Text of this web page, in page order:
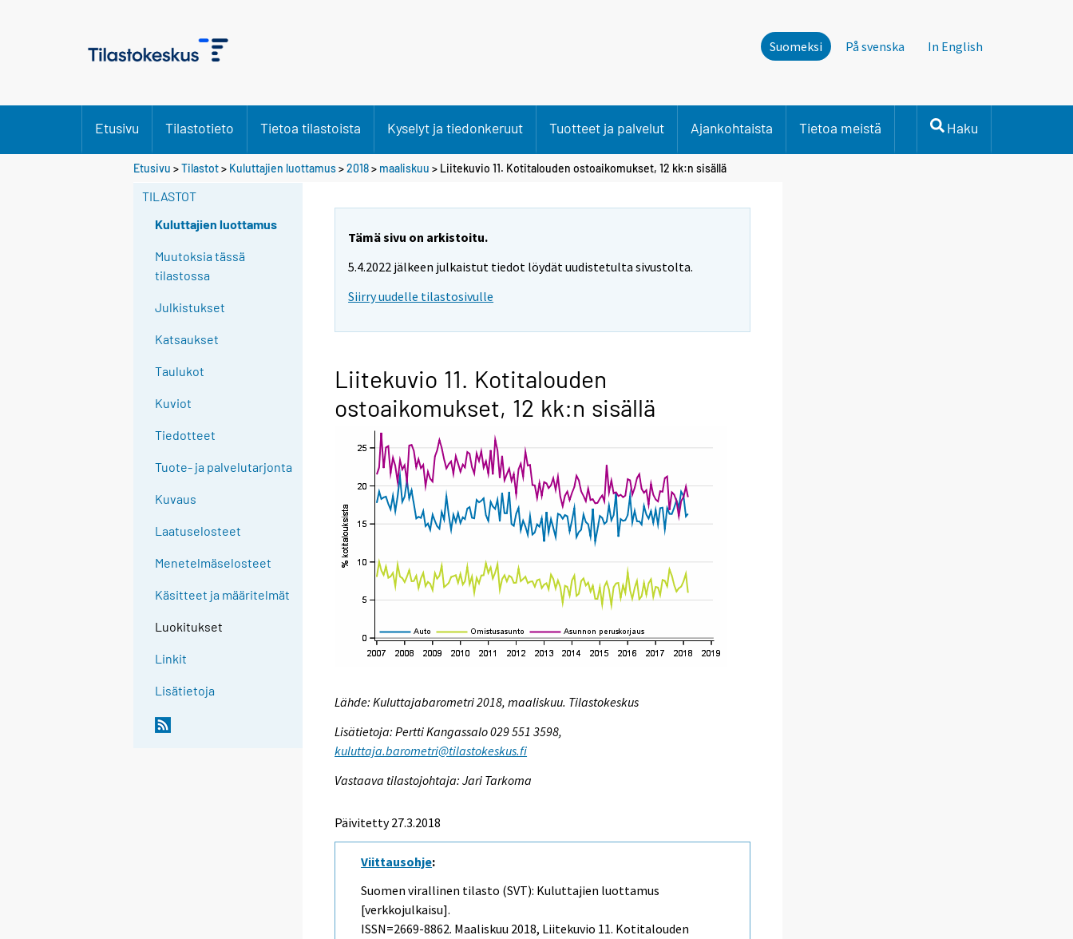
Suomeksi På svenska In English
Etusivu Tilastotieto Tietoa tilastoista Kyselyt ja tiedonkeruut Tuotteet ja palvelut Ajankohtaista Tietoa meistä Haku
Etusivu >Tilastot> Kuluttajien luottamus>2018> maaliskuu > Liitekuvio 11. Kotitalouden ostoaikomukset, 12 kk:n sisällä
TILASTOT
Kuluttajien luottamus
Muutoksia tässä
tilastossa
Julkistukset
Katsaukset
Taulukot
Kuviot
Tiedotteet
Tuote- ja palvelutarjonta
Kuvaus
Laatuselosteet
Menetelmäselosteet
Käsitteet ja määritelmät
Luokitukset
Linkit
Lisätietoja
Tämä sivu on arkistoitu.
5.4.2022 jälkeen julkaistut tiedot löydät uudistetulta sivustolta.
Siirry uudelle tilastosivulle
Liitekuvio 11. Kotitalouden
ostoaikomukset, 12 kk:n sisällä
Lähde: Kuluttajabarometri 2018, maaliskuu. Tilastokeskus
Lisätietoja: Pertti Kangassalo 029 551 3598,
kuluttaja.barometri@tilastokeskus.fi
Vastaava tilastojohtaja: Jari Tarkoma
Päivitetty 27.3.2018
Viittausohje:
Suomen virallinen tilasto (SVT): Kuluttajien luottamus
[verkkojulkaisu].
ISSN=2669-8862. Maaliskuu 2018, Liitekuvio 11. Kotitalouden